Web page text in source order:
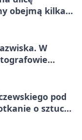
obejmą kilka
W
pod
o sztuce i